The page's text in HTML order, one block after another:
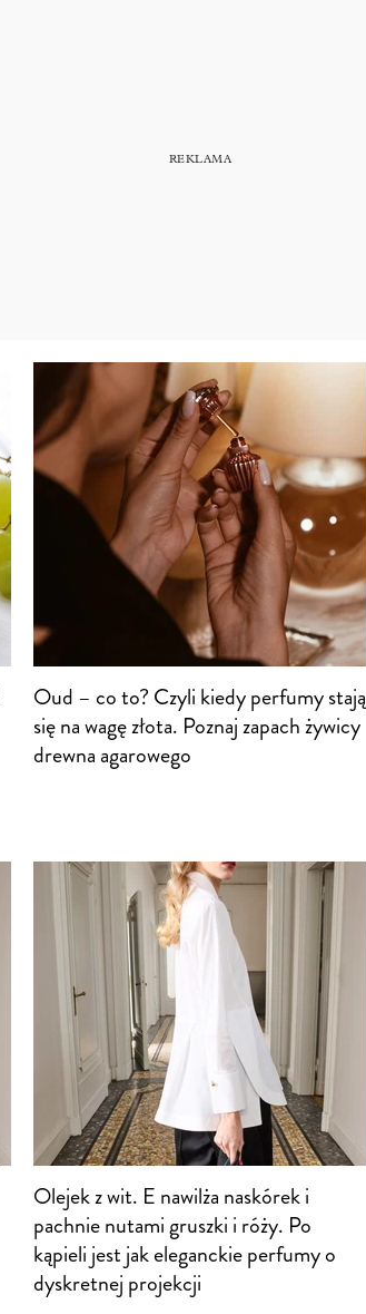
Oud – co to? Czyli kiedy perfumy stają
się na wagę złota. Poznaj zapach żywicy
drewna agarowego
Olejek z wit. E nawilża naskórek i
pachnie nutami gruszki i róży. Po
kąpieli jest jak eleganckie perfumy o
dyskretnej projekcji